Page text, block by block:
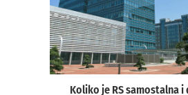
Koliko je RS samostalna i